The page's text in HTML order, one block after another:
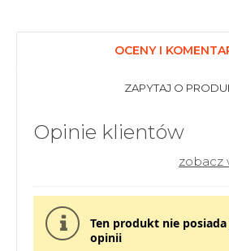
OCENY I
ZAPYTAJ O
Opinie klientów
zobacz
Ten produkt nie posiada
opinii